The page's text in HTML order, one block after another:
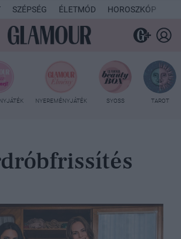
SZÉPSÉG ÉLETMÓD HOROSZKÓP
NYEREMÉNYJÁTÉK SYOSS TAROT